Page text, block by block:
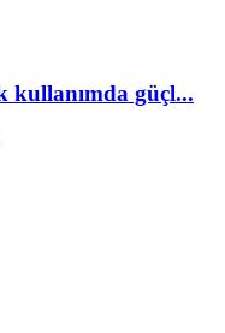
kullanımda güçl...